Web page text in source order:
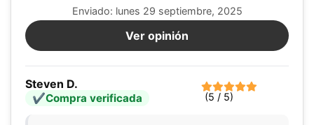
Enviado: lunes 29 septiembre, 2025
Ver opinión
Steven D.
Compra verificada (5 / 5)